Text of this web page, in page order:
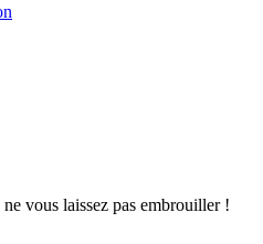
vous laissez pas embrouiller !